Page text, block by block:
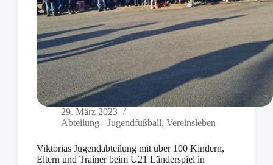
29. März 2023
Abteilung - Jugendfußball, Vereinsleben
Viktorias Jugendabteilung mit über 100 Kindern,
Eltern und Trainer beim U21 Länderspiel in